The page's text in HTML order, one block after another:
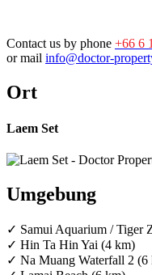
Contact us by phone +66 6
or mail info@doctor-
Ort
Laem Set
Umgebung
✓ Samui Aquarium / Tiger
✓ Hin Ta Hin Yai (4 km)
✓ Na Muang Waterfall 2 (6